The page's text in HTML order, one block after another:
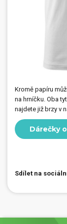
Kromě papíru
na hrníčku. Oba
najdete již brzy v
Dárečky
Sdílet na